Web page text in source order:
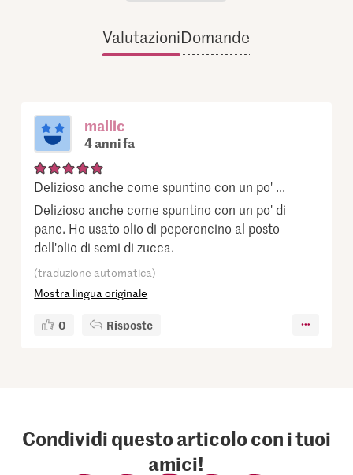
ValutazioniDomande
mallic
4 anni fa
Delizioso anche come spuntino con un po' ...
Delizioso anche come spuntino con un po' di
pane. Ho usato olio di peperoncino al posto
dell'olio di semi di zucca.
(traduzione automatica)
Mostra lingua originale
0 Risposte
Condividi questo articolo con i tuoi
amici!